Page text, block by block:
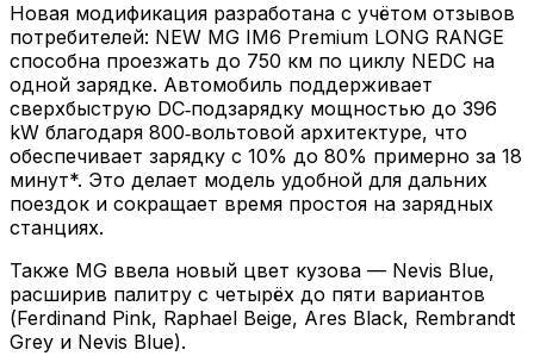
Новая модификация разработана с учётом отзывов
потребителей: NEW MG IM6 Premium LONG RANGE
способна проезжать до 750 км по циклу NEDC на
одной зарядке. Автомобиль поддерживает
сверхбыструю DC‑подзарядку мощностью до 396
kW благодаря 800‑вольтовой архитектуре, что
обеспечивает зарядку с 10% до 80% примерно за 18
минут*. Это делает модель удобной для дальних
поездок и сокращает время простоя на зарядных
станциях.
Также MG ввела новый цвет кузова — Nevis Blue,
расширив палитру с четырёх до пяти вариантов
(Ferdinand Pink, Raphael Beige, Ares Black, Rembrandt
Grey и Nevis Blue).